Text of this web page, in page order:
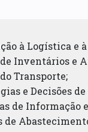
à Logística e
de Inventários e
Transporte;
e Decisões
de Informação
de